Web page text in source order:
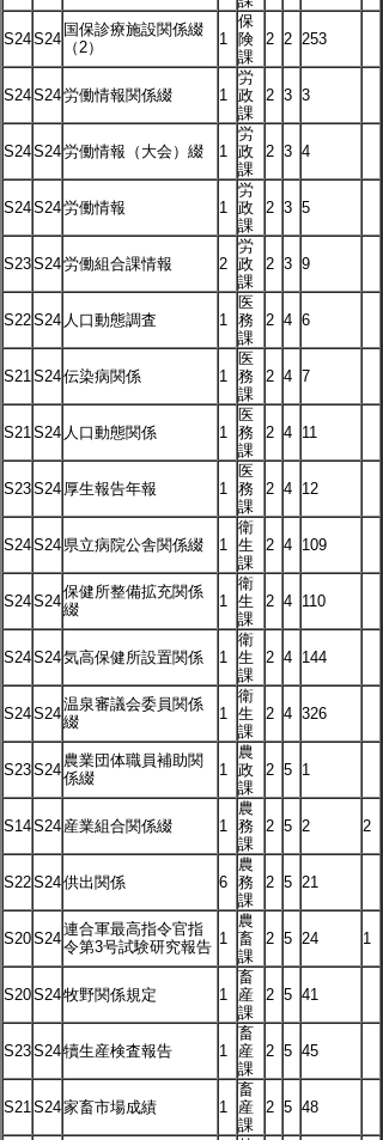
S24S24
国保診療施設関係綴
（2）
1
保
険
課
2 2 253
S24S24労働情報関係綴 1
労
政
課
2 3 3
S24S24労働情報（大会）綴 1
労
政
課
2 3 4
S24S24労働情報 1
労
政
課
2 3 5
S23S24労働組合課情報 2
労
政
課
2 3 9
S22S24 人口動態調査 1
医
務
課
2 4 6
S21S24伝染病関係 1
医
務
課
2 4 7
S21S24 人口動態関係 1
医
務
課
2 4 11
S23S24 厚生報告年報 1
医
務
課
2 4 12
S24S24 県立病院公舎関係綴 1
衛
生
課
2 4 109
S24S24
保健所整備拡充関係
綴
1
衛
生
課
2 4 110
S24S24気高保健所設置関係 1
衛
生
課
2 4 144
S24S24
温泉審議会委員関係
綴
1
衛
生
課
2 4 326
S23S24
農業団体職員補助関
係綴
1
農
政
課
2 5 1
S14S24 産業組合関係綴 1
農
務
課
2 5 2 2
S22S24供出関係 6
農
務
課
2 5 21
S20S24
連合軍最高指令官指
令第3号試験研究報告 1
農
畜
課
2 5 24 1
S20S24牧野関係規定 1
畜
産
課
2 5 41
S23S24犢生産検査報告 1
畜
産
課
2 5 45
S21S24家畜市場成績 1
畜
産
課
2 5 48